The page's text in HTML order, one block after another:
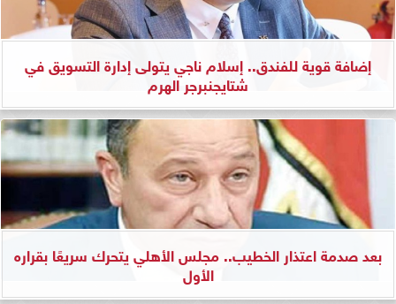
إضافة قوية للفندق.. إسلام ناجي يتولى إدارة التسويق في
شتايجنبرجر الهرم
بعد صدمة اعتذار الخطيب.. مجلس الأهلي يتحرك سريعًا بقراره
الأول